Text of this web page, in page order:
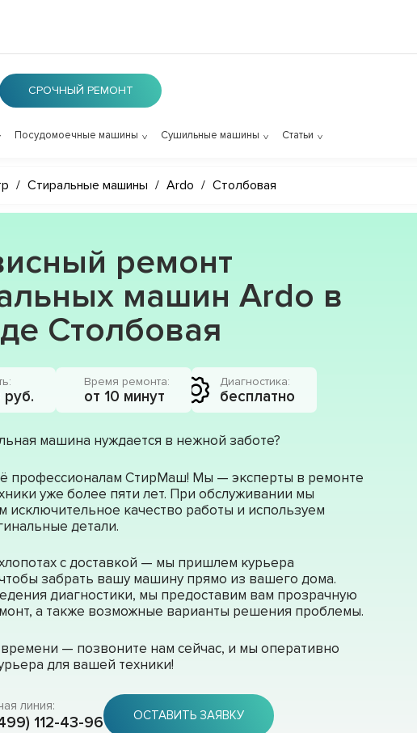
СРОЧНЫЙ РЕМОНТ
Посудомоечные машины Сушильные машины Статьи
/ Стиральные машины / Ardo / Столбовая
ремонт
машин Ardo в
Столбовая
руб.
Время ремонта:
от 10 минут
Диагностика:
бесплатно
машина нуждается в нежной заботе?
профессионалам СтирМаш! Мы — эксперты в ремонте
уже более пяти лет. При обслуживании мы
исключительное качество работы и используем
детали.
с доставкой — мы пришлем курьера
забрать вашу машину прямо из вашего дома.
диагностики, мы предоставим вам прозрачную
а также возможные варианты решения проблемы.
— позвоните нам сейчас, и мы оперативно
для вашей техники!
линия:
112-43-96 ОСТАВИТЬ ЗАЯВКУ